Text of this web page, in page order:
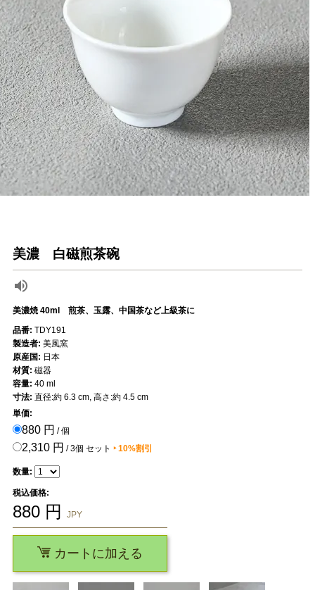
美濃 白磁煎茶碗
美濃焼 40ml 煎茶、玉露、中国茶など上級茶に
品番: TDY191
製造者: 美風窯
原産国: 日本
材質: 磁器
容量: 40 ml
寸法: 直径:約 6.3 cm, 高さ:約 4.5 cm
単価:
880 円 / 個
2,310 円 / 3個 セット ‣ 10%割引
数量:
税込価格:
880円 JPY
カートに加える